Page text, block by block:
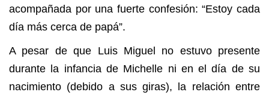
acompañada por una fuerte confesión: “Estoy cada
día más cerca de papá”.
A pesar de que Luis Miguel no estuvo presente
durante la infancia de Michelle ni en el día de su
nacimiento (debido a sus giras), la relación entre